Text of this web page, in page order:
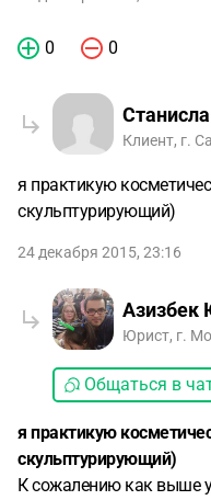
0 0
Клиент, г.
я практикую
скульптурирующий)
24 декабря 2015, 23:16
Азизбек
Юрист, г.
Общаться в
я практикую
скульптурирующий)
К сожалению как выше